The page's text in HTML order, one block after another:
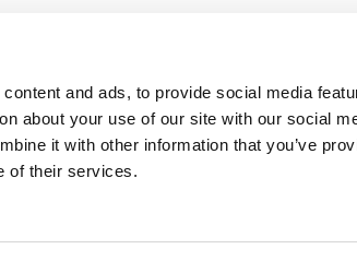
and ads, to provide social media
about your use of our site with our social
it with other information that you’ve
of their services.